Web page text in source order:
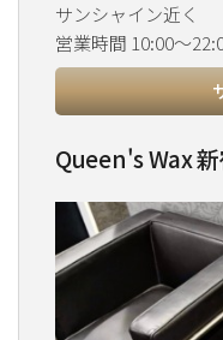
サンシャイン近く
営業時間 10:00～
Queen's Wax